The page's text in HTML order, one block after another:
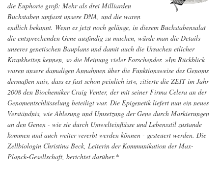
ausgezeichnet
die Euphorie groß: Mehr als drei Milliarden
Buchstaben umfasst unsere DNA, und die waren
endlich bekannt. Wenn es jetzt noch gelänge, in diesem Buchstabensalat
die entsprechenden Gene ausfindig zu machen, würde man die Details
unseres genetischen Bauplans und damit auch die Ursachen etlicher
Krankheiten kennen, so die Meinung vieler Forschender. »Im Rückblick
waren unsere damaligen Annahmen über die Funktionsweise des Genoms
dermaßen naiv, dass es fast schon peinlich ist«, zitierte die ZEIT im Jahr
2008 den Biochemiker Craig Venter, der mit seiner Firma Celera an der
Genomentschlüsselung beteiligt war. Die Epigenetik liefert nun ein neues
Verständnis, wie Ablesung und Umsetzung der Gene durch Markierungen
an den Genen - wie sie durch Umwelteinflüsse und Lebensstil zustande
kommen und auch weiter vererbt werden können - gesteuert werden. Die
Zellbiologin Christina Beck, Leiterin der Kommunikation der Max-
Planck-Gesellschaft, berichtet darüber.*